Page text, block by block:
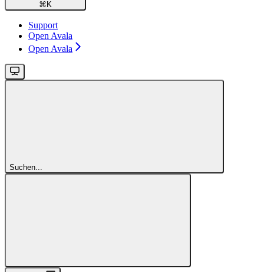
⌘ K
Support
Open Avala
Open Avala
Suchen...